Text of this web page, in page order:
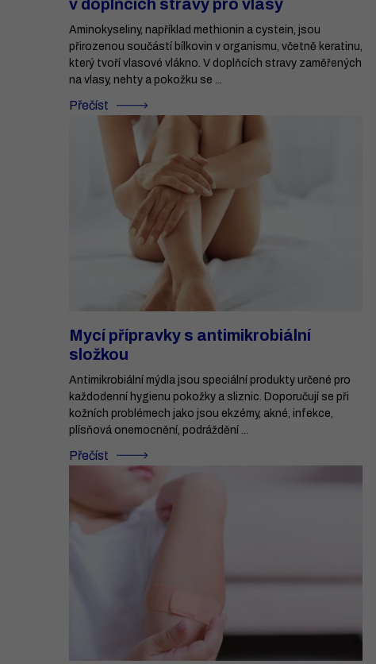
v doplňcích stravy pro vlasy
Aminokyseliny, například methionin a cystein, jsou
přirozenou součástí bílkovin v organismu, včetně keratinu,
který tvoří vlasové vlákno. V doplňcích stravy zaměřených
na vlasy, nehty a pokožku se ...
Přečíst
Mycí přípravky s antimikrobiální
složkou
Antimikrobiální mýdla jsou speciální produkty určené pro
každodenní hygienu pokožky a sliznic. Doporučují se při
kožních problémech jako jsou ekzémy, akné, infekce,
plísňová onemocnění, podráždění ...
Přečíst